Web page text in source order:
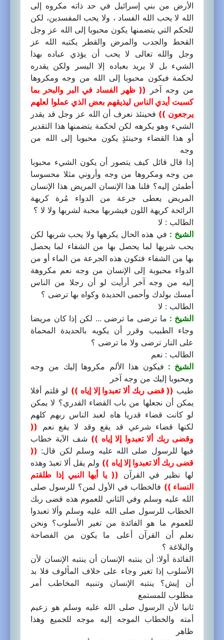
الأرض من بني إسرائيل في حد ذاته مكروه إلى
الله لا يحب الله الفساد ، ولا يحب المفسدين، لكن
للحكم التي يتضمنها يكون محبوبا إلى الله عز وجل
القحط والجدب والمرض والقطر يكتبه الله عز
وجل والله تعالى لا يحب أن يؤذي عباده بهذا
الشيء بل لا يريد بعباده إلا اليسر ولكن يقدره
لحكمة فيكون محبوبا إلى الله من وجه ومكروها
من وجه آخر (( ظهر الفساد في البر والبحر بما
كسبت أيدي الناس ليذيقهم بعض الذي عملوا لعلهم
يرجعون )) فحينئذ نعرف أن الله عز وجل قد يقدر
الشيء وهو يكرهه لكن لحكمة يتضمنها هذا التقدير
أو هذا القضاء وحينئذٍ يكون محبوبا إلى الله من
وجه
إذا قال قائل كيف يتصور أن يكون الشيء محبوبا
من وجه ومكروها من وجه وأروني مثلا محسوسا
أطمئن إليه؟ قلنا هذا الإنسان المريض هذا الإنسان
المريض يعطى جرعة من الدواء مُرة كريهة
الرائحة كريهة اللون فيشربها محبة لشربها ولا لا ؟
الطالب : لا
الشيخ : في هذه الحال يكرهها ولا يحب شربها لكن
يحب شربها لما يحصل بها من الشفاء لما يحصل
بها من الشفاء فتكون هذه الجرعة من الماء أو من
الدواء محبوبة إلى الإنسان من وجه نعم مكروهة
إليه من وجه آخر أرأيت لو أن رجلا من الناس
أمسك بولدك وأحمى الحديدة وكواه بها ترضى ؟
الطالب : لا
الشيخ : ما ترضى ما ترضى ... لكن إذا كان مريضا
وجاء الطبيب وقرر أن يكويه بالحديدة المحماة
على النار ترضى ولا ما ترضى ؟
الطالب : نعم
الشيخ : فيكون هذا الألم مكروها إليك من وجه
ومحبوبا إليك من وجه آخر
طيب (( قضى ربك ألا تعبدوا إلا إياه )) لو قلتم أفلا
يمكن أن نجعلها من باب القضاء القدري؟ لا يمكن
لو كانت قضاء قدريا هاه لعبد الناس ربهم كلهم
لكنها قضاء شرعي قد يقع وقد لا يقع نعم ((
وقضى ربك ألا تعبدوا إلا إياه )) شف الآية خطاب
فيها للرسول صلى الله عليه وسلم لكن قال: ((
قضى ربك ألا تعبدوا إلا إياه )) ولم يقل ألا تعبدَ وهذه
لها نظير في القرآن (( يا أيها النبي إذا طلقتم
النساء )) فالخطاب في الأول لمن؟ للرسول صلى
الله عليه وسلم وفي الثاني للعموم هذه قضى ربك
الخطاب للرسول صلى الله عليه وسلم وألا تعبدوا
للعموم ما هو الفائدة من تغير الأسلوب؟ ونحن
نعلم أن القرآن أعلى ما يكون من الفصاحة
والبلاغة ؟
الفائدة أولا: أن ينتبه الإنسان أن ينتبه الإنسان لأن
الأسلوب إذا تغير وجاء على خلاف المألوف فلا بد
أن إيش؟ ينتبه الإنسان وتنبيه المخاطب أمر
مطلوب للمستمع
ثانيا لأن الرسول صلى الله عليه وسلم هو زعيم
أمته والخطاب الموجه إليه موجه للجميع وهذا
ظاهر